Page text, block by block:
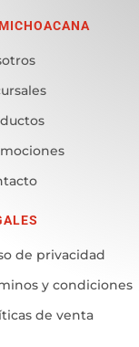
de privacidad
y condiciones
de venta